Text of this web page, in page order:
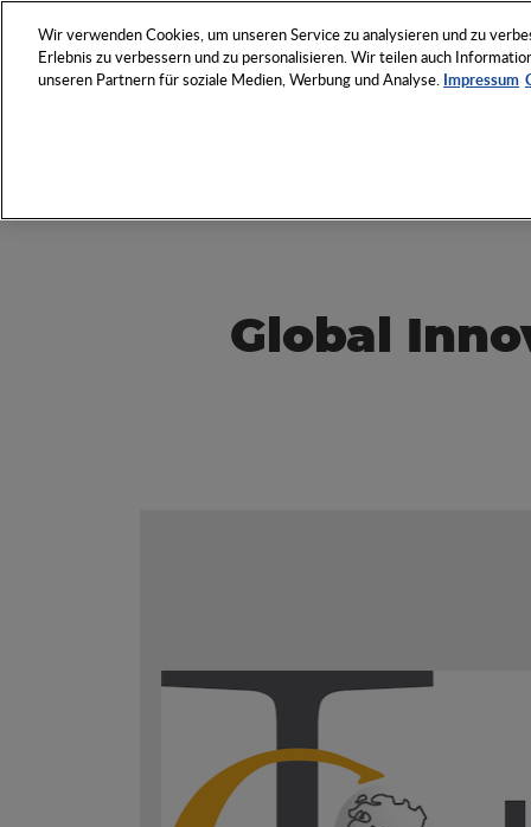
NETZWERK
Global
Wir verwenden Cookies, um unseren Service zu analysieren und zu
Erlebnis zu verbessern und zu personalisieren. Wir teilen auch
unseren Partnern für soziale Medien, Werbung und Analyse. Impressum